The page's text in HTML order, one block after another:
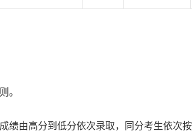
。
绩由高分到低分依次录取，同分考生依次